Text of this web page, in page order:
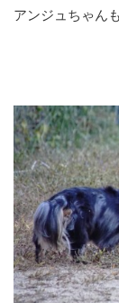
アンジュちゃん